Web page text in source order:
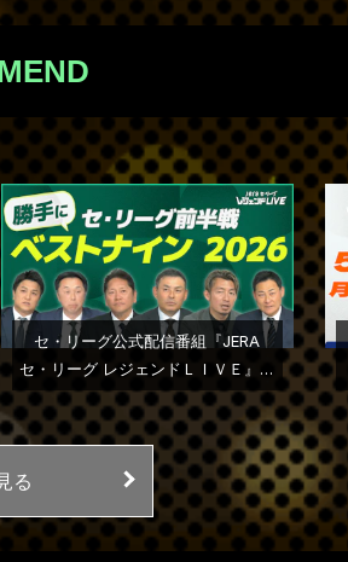
セ・リーグ公式配信番組『JERA
セ・リーグ レジェンドＬＩＶＥ』２
０２６年第４回配信
る